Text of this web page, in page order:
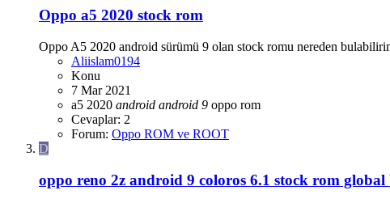
Oppo a5 2020 stock rom
Oppo A5 2020 android sürümü 9 olan stock romu nereden
Aliislam0194
Konu
7 Mar 2021
a5 2020 android android 9 oppo rom
Cevaplar: 2
Forum: Oppo ROM ve ROOT
D
oppo reno 2z android 9 coloros 6.1 stock rom